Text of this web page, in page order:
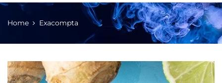
Home Exacompta